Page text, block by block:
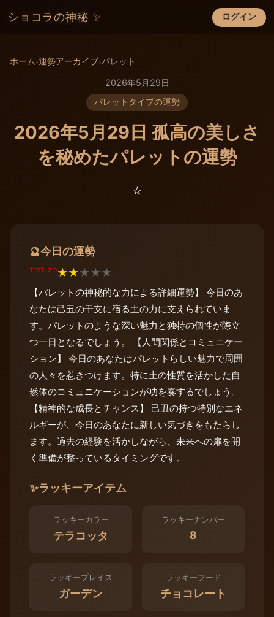
ショコラの神秘 ✨ ログイン
×
ホーム›運勢アーカイブ›パレット
2026年5月29日
パレットタイプの運勢
2026年5月29日 孤高の美しさ
を秘めたパレットの運勢
⭐️
🔮今日の運勢
TEST: 2.0★★★★★
【パレットの神秘的な力による詳細運勢】 今日のあ
なたは己丑の干支に宿る土の力に支えられていま
す。パレットのような深い魅力と独特の個性が際立
つ一日となるでしょう。 【人間関係とコミュニケー
ション】 今日のあなたはパレットらしい魅力で周囲
の人々を惹きつけます。特に土の性質を活かした自
然体のコミュニケーションが功を奏するでしょう。
【精神的な成長とチャンス】 己丑の持つ特別なエネ
ルギーが、今日のあなたに新しい気づきをもたらし
ます。過去の経験を活かしながら、未来への扉を開
く準備が整っているタイミングです。
✨ラッキーアイテム
ラッキーカラー
テラコッタ
ラッキーナンバー
8
ラッキープレイス
ガーデン
ラッキーフード
チョコレート